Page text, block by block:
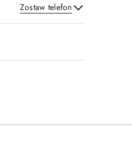
Zostaw telefon
Wyślij